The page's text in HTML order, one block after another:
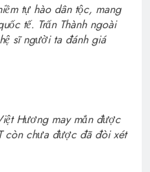
tự hào dân tộc, mang
tế. Trấn Thành ngoài
sĩ người ta đánh giá
Hương may mắn được
còn chưa được đã đòi xét